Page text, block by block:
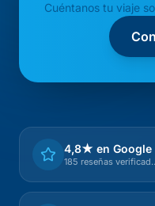
Cuéntanos tu viaje
4,8★ en Google
185